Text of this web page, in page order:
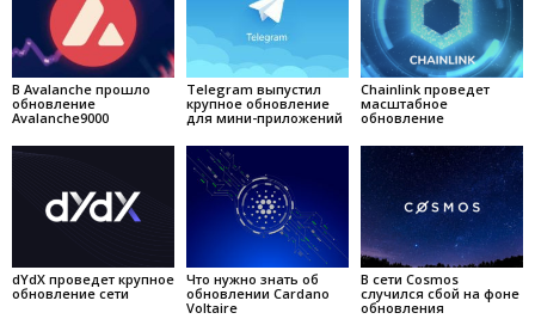
В Avalanche прошло
обновление
Avalanche9000
Telegram выпустил
крупное обновление
для мини-приложений
Chainlink проведет
масштабное
обновление
dYdX проведет крупное
обновление сети
Что нужно знать об
обновлении Cardano
Voltaire
В сети Cosmos
случился сбой на фоне
обновления